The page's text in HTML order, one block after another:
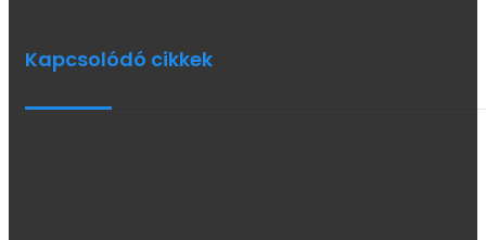
Kapcsolódó cikkek